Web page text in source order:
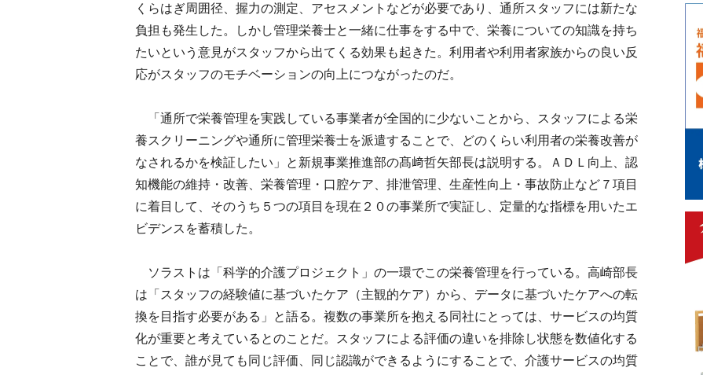
くらはぎ周囲径、握力の測定、アセスメントなどが必要であり、通所スタッフには新たな
負担も発生した。しかし管理栄養士と一緒に仕事をする中で、栄養についての知識を持ち
たいという意見がスタッフから出てくる効果も起きた。利用者や利用者家族からの良い反
応がスタッフのモチベーションの向上につながったのだ。
「通所で栄養管理を実践している事業者が全国的に少ないことから、スタッフによる栄
養スクリーニングや通所に管理栄養士を派遣することで、どのくらい利用者の栄養改善が
なされるかを検証したい」と新規事業推進部の髙﨑哲矢部長は説明する。ＡＤＬ向上、認
知機能の維持・改善、栄養管理・口腔ケア、排泄管理、生産性向上・事故防止など７項目
に着目して、そのうち５つの項目を現在２０の事業所で実証し、定量的な指標を用いたエ
ビデンスを蓄積した。
ソラストは「科学的介護プロジェクト」の一環でこの栄養管理を行っている。高崎部長
は「スタッフの経験値に基づいたケア（主観的ケア）から、データに基づいたケアへの転
換を目指す必要がある」と語る。複数の事業所を抱える同社にとっては、サービスの均質
化が重要と考えているとのことだ。スタッフによる評価の違いを排除し状態を数値化する
ことで、誰が見ても同じ評価、同じ認識ができるようにすることで、介護サービスの均質